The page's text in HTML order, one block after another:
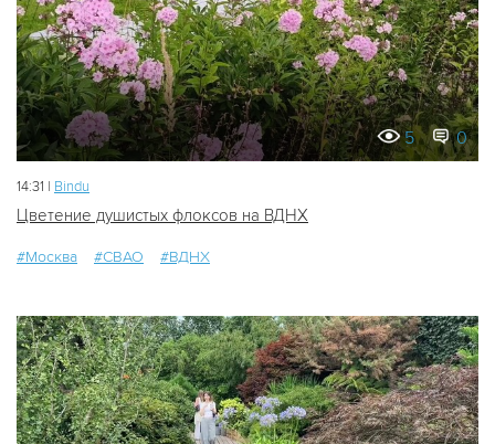
5 0
14:31 | Bindu
Цветение душистых флоксов на ВДНХ
#Москва #СВАО #ВДНХ